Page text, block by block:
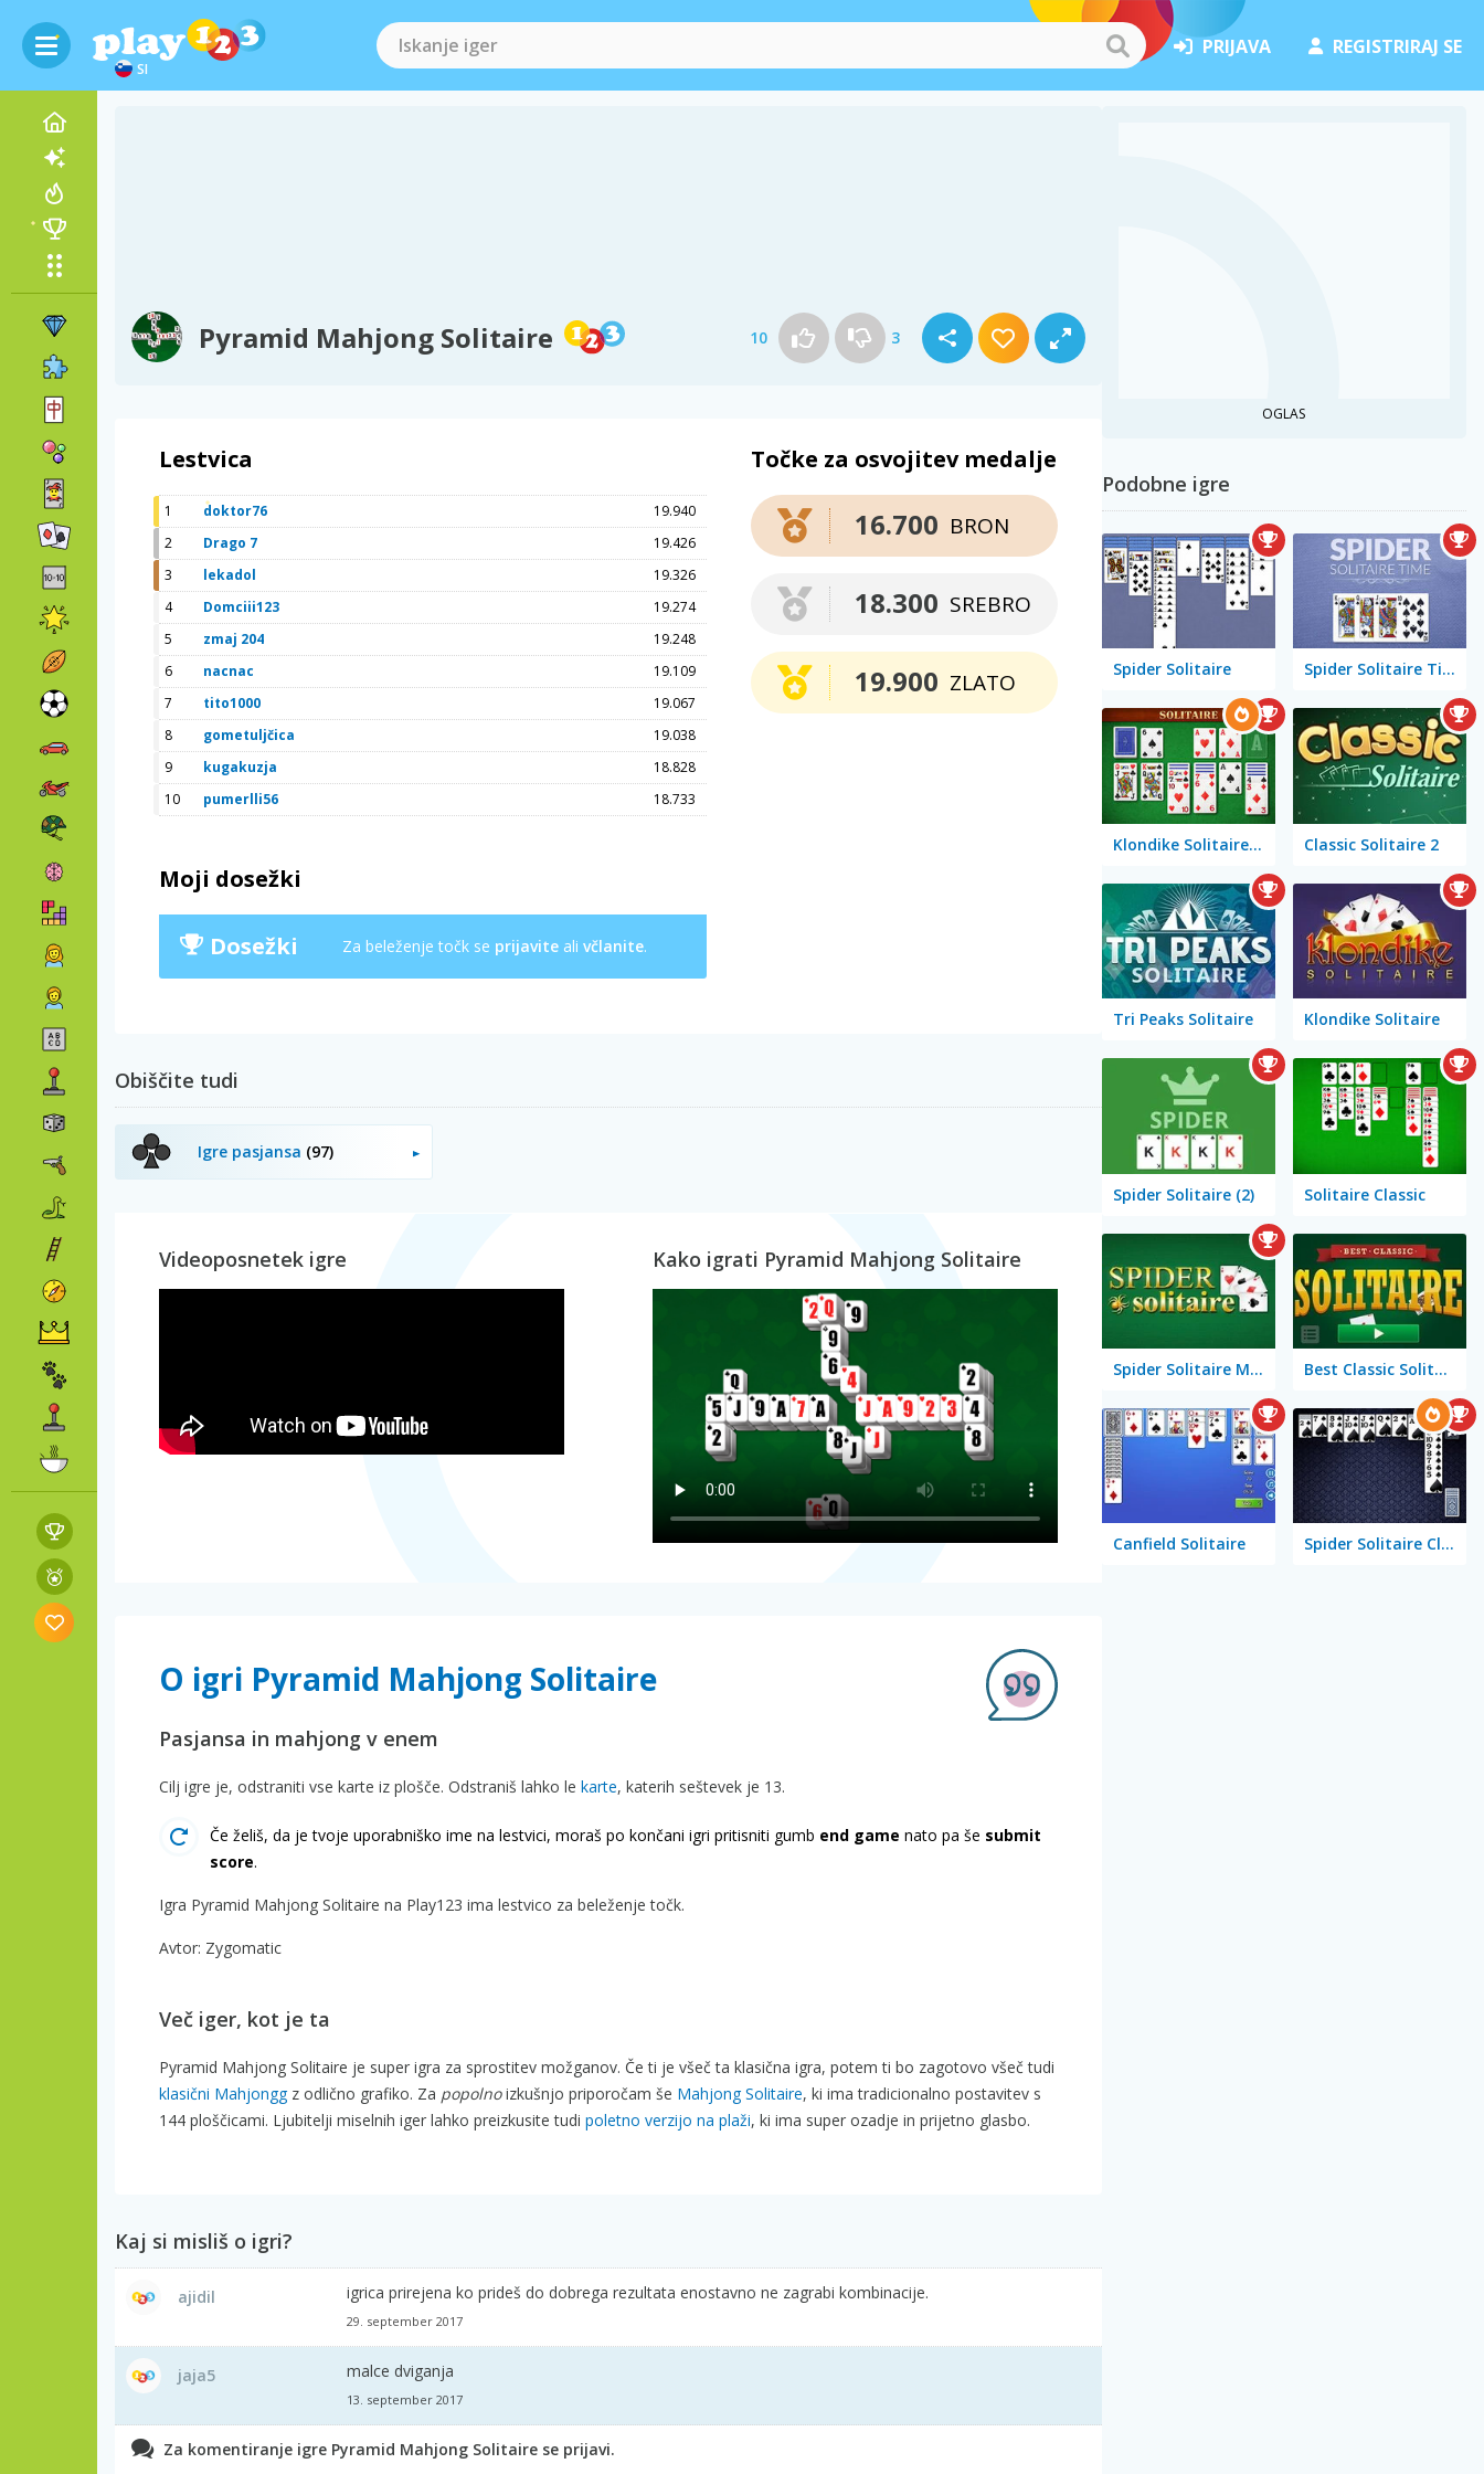
SI
PRIJAVA REGISTRIRAJ SE
Pyramid Mahjong Solitaire 10 3
Lestvica
1 doktor76
19.940
2
Drago 7
19.426
3
lekadol
19.326
4
Domciii123
19.274
5
zmaj 204
19.248
6
nacnac
19.109
7
tito1000
19.067
8
gometuljčica
19.038
9
kugakuzja
18.828
10
pumerlli56 18.733
Moji dosežki
Dosežki Za beleženje točk se prijavite ali včlanite.
Točke za osvojitev medalje
BRON
16.700
SREBRO
18.300
ZLATO
19.900
Obiščite tudi
Igre pasjansa (97)
Videoposnetek igre Kako igrati Pyramid Mahjong Solitaire
O igri Pyramid Mahjong Solitaire
Pasjansa in mahjong v enem
Cilj igre je, odstraniti vse karte iz plošče. Odstraniš lahko le karte, katerih seštevek je 13.
Če želiš, da je tvoje uporabniško ime na lestvici, moraš po končani igri pritisniti gumb end game nato pa še submit
score.
Igra Pyramid Mahjong Solitaire na Play123 ima lestvico za beleženje točk.
Avtor: Zygomatic
Več iger, kot je ta
Pyramid Mahjong Solitaire je super igra za sprostitev možganov. Če ti je všeč ta klasična igra, potem ti bo zagotovo všeč tudi
klasični Mahjonggz odlično grafiko. Za popolnoizkušnjo priporočam še Mahjong Solitaire, ki ima tradicionalno postavitev s
144 ploščicami. Ljubitelji miselnih iger lahko preizkusite tudi poletno verzijo na plaži, ki ima super ozadje in prijetno glasbo.
Kaj si misliš o igri?
ajidil igrica prirejena ko prideš do dobrega rezultata enostavno ne zagrabi kombinacije.
29. september 2017
jaja5 malce dviganja
13. september 2017
Za komentiranje igre Pyramid Mahjong Solitaire se prijavi.
OGLAS
Podobne igre
Spider Solitaire Spider Solitaire Time
Klondike Solitaire Big Classic Solitaire 2
Tri Peaks Solitaire Klondike Solitaire
Spider Solitaire (2) Solitaire Classic
Spider Solitaire Mobile Best Classic Solitaire
Canfield Solitaire Spider Solitaire Classic